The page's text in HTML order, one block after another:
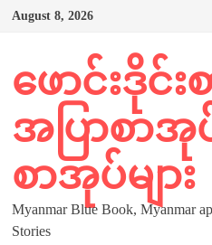
Skip
August 8, 2026
ဖောင်းဒိုင်
အပြာစာအု
စာအုပ်များ
Myanmar Blue Book, Myanmar
Stories